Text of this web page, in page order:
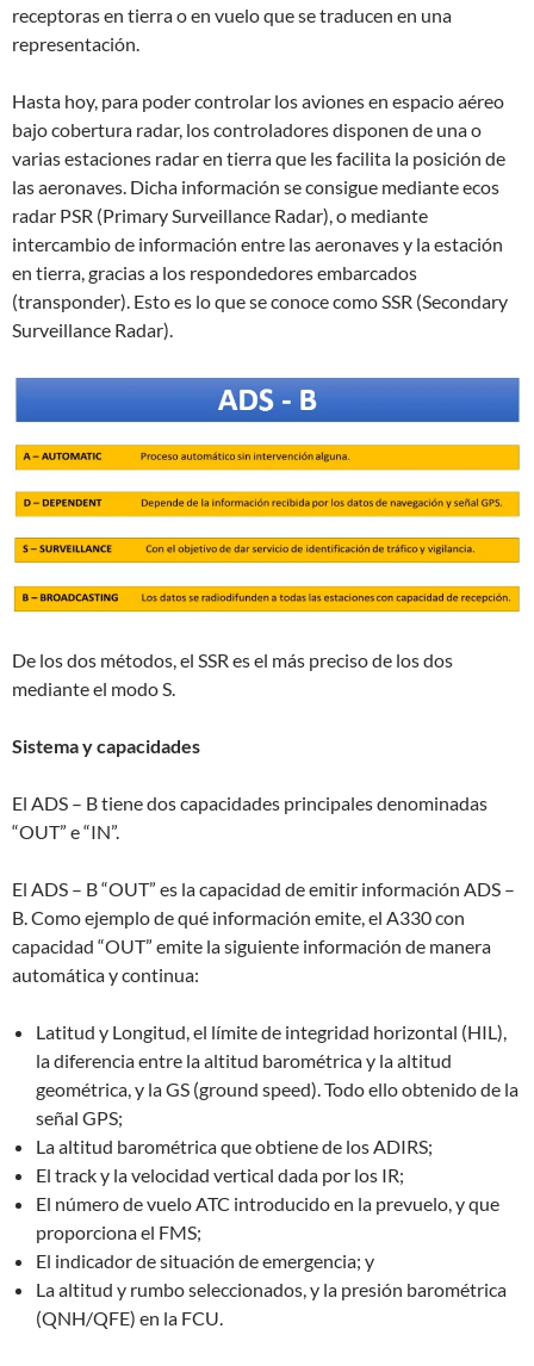
receptoras en tierra o en vuelo que se traducen en una
representación.
Hasta hoy, para poder controlar los aviones en espacio aéreo
bajo cobertura radar, los controladores disponen de una o
varias estaciones radar en tierra que les facilita la posición de
las aeronaves. Dicha información se consigue mediante ecos
radar PSR (Primary Surveillance Radar), o mediante
intercambio de información entre las aeronaves y la estación
en tierra, gracias a los respondedores embarcados
(transponder). Esto es lo que se conoce como SSR (Secondary
Surveillance Radar).
De los dos métodos, el SSR es el más preciso de los dos
mediante el modo S.
Sistema y capacidades
El ADS – B tiene dos capacidades principales denominadas
“OUT” e “IN”.
El ADS – B “OUT” es la capacidad de emitir información ADS –
B. Como ejemplo de qué información emite, el A330 con
capacidad “OUT” emite la siguiente información de manera
automática y continua:
Latitud y Longitud, el límite de integridad horizontal (HIL),
la diferencia entre la altitud barométrica y la altitud
geométrica, y la GS (ground speed). Todo ello obtenido de la
señal GPS;
La altitud barométrica que obtiene de los ADIRS;
El track y la velocidad vertical dada por los IR;
El número de vuelo ATC introducido en la prevuelo, y que
proporciona el FMS;
El indicador de situación de emergencia; y
La altitud y rumbo seleccionados, y la presión barométrica
(QNH/QFE) en la FCU.